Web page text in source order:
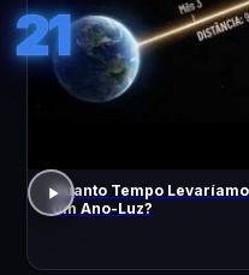
21
Quanto Tempo
Um Ano-Luz?